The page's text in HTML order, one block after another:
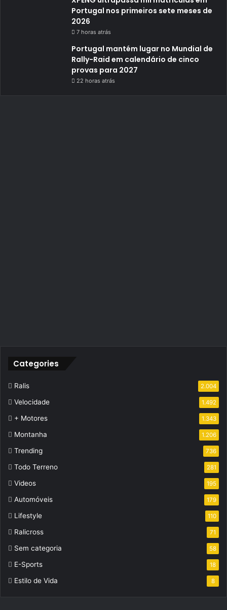
Portugal nos primeiros sete meses de
2026
7 horas atrás
Portugal mantém lugar no Mundial de
Rally-Raid em calendário de cinco
provas para 2027
22 horas atrás
Categories
Ralis 2.004
Velocidade 1.492
+ Motores 1.343
Montanha 1.206
Trending 736
Todo Terreno 281
Videos 195
Automóveis 179
Lifestyle 110
Ralicross 71
Sem categoria 58
E-Sports 18
Estilo de Vida 8